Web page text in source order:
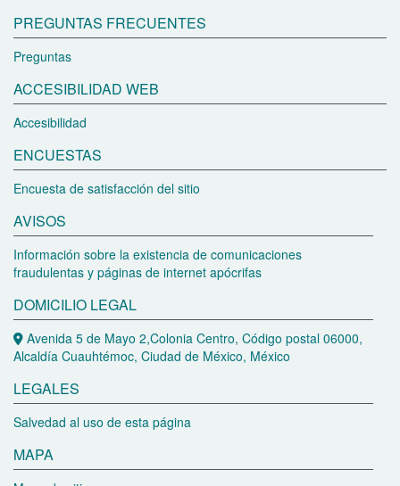
PREGUNTAS FRECUENTES
Preguntas
ACCESIBILIDAD WEB
Accesibilidad
ENCUESTAS
Encuesta de satisfacción del sitio
AVISOS
Información sobre la existencia de comunicaciones
fraudulentas y páginas de internet apócrifas
DOMICILIO LEGAL
Avenida 5 de Mayo 2,Colonia Centro, Código postal 06000,
Alcaldía Cuauhtémoc, Ciudad de México, México
LEGALES
Salvedad al uso de esta página
MAPA